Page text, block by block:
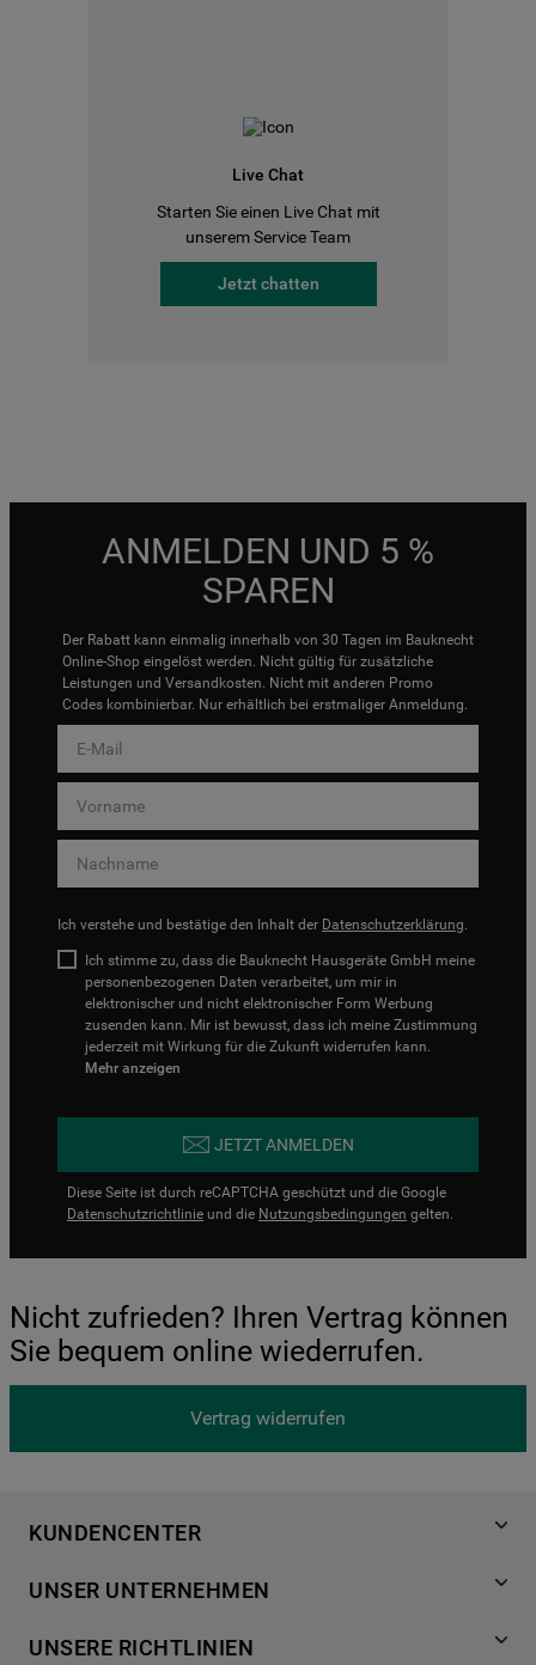
Live Chat
Starten Sie einen Live Chat mit
unserem Service Team
Jetzt chatten
ANMELDEN UND 5 %
SPAREN
Der Rabatt kann einmalig innerhalb von 30 Tagen im Bauknecht
Online-Shop eingelöst werden. Nicht gültig für zusätzliche
Leistungen und Versandkosten. Nicht mit anderen Promo
Codes kombinierbar. Nur erhältlich bei erstmaliger Anmeldung.
Ich verstehe und bestätige den Inhalt der Datenschutzerklärung.
Ich stimme zu, dass die Bauknecht Hausgeräte GmbH meine
personenbezogenen Daten verarbeitet, um mir in
elektronischer und nicht elektronischer Form Werbung
zusenden kann. Mir ist bewusst, dass ich meine Zustimmung
jederzeit mit Wirkung für die Zukunft widerrufen kann.
Mehr anzeigen
JETZT ANMELDEN
Diese Seite ist durch reCAPTCHA geschützt und die Google
Datenschutzrichtlinie und die Nutzungsbedingungen gelten.
Nicht zufrieden? Ihren Vertrag können
Sie bequem online wiederrufen.
Vertrag widerrufen
KUNDENCENTER
Händlersuche
Häufige Fragen
UNSER UNTERNEHMEN
Für Händler
UNSERE RICHTLINIEN